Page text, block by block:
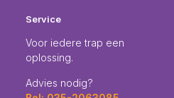
Service
Voor iedere trap een
oplossing.
Advies nodig?